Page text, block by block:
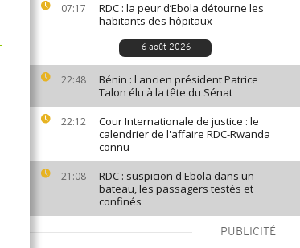
07:17
RDC : la peur d’Ebola détourne les
habitants des hôpitaux
6 août 2026
22:48
Bénin : l'ancien président Patrice
Talon élu à la tête du Sénat
22:12
Cour Internationale de justice : le
calendrier de l'affaire RDC-Rwanda
connu
21:08
RDC : suspicion d'Ebola dans un
bateau, les passagers testés et
confinés
PUBLICITÉ